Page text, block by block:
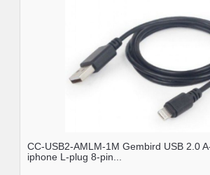
CC-USB2-AMLM-1M Gembird USB 2.0
iphone L-plug 8-pin...